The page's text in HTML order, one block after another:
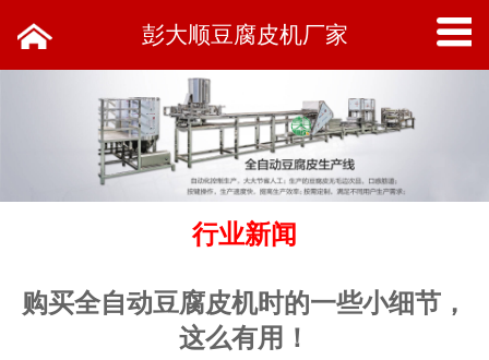
彭大顺豆腐皮机厂家
行业新闻
购买全自动豆腐皮机时的一些小细节，
这么有用！